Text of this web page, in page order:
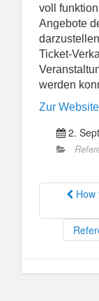
voll
Angebote
Ticket-
werden
Zur
2.
How